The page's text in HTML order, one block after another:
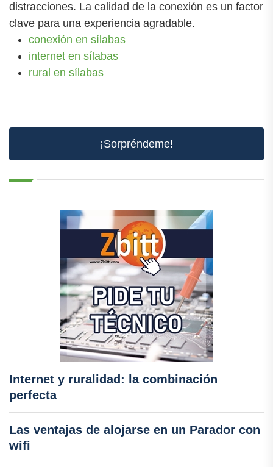
distracciones. La calidad de la conexión es un factor
clave para una experiencia agradable.
conexión en sílabas
internet en sílabas
rural en sílabas
¡Sorpréndeme!
Internet y ruralidad: la combinación
perfecta
Las ventajas de alojarse en un Parador con
wifi